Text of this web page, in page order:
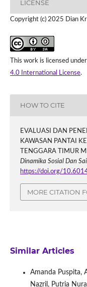
LICENSE
Copyright (c) 2025 Dian
This work is licensed
4.0 International License.
HOW TO CITE
EVALUASI DAN
KAWASAN PANTAI
TENGGARA TIMUR
Dinamika Sosial Dan
https://doi.org/
MORE CITATION
Similar Articles
Amanda Puspita,
Nazril, Putria